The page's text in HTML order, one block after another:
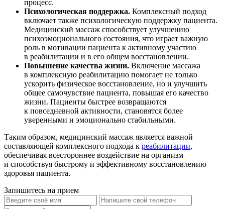
процесс.
Психологическая поддержка. Комплексный подход
включает также психологическую поддержку пациента.
Медицинский массаж способствует улучшению
психоэмоционального состояния, что играет важную
роль в мотивации пациента к активному участию
в реабилитации и в его общем восстановлении.
Повышение качества жизни. Включение массажа
в комплексную реабилитацию помогает не только
ускорить физическое восстановление, но и улучшить
общее самочувствие пациента, повышая его качество
жизни. Пациенты быстрее возвращаются
к повседневной активности, становятся более
уверенными и эмоционально стабильными.
Таким образом, медицинский массаж является важной
составляющей комплексного подхода к реабилитации,
обеспечивая всестороннее воздействие на организм
и способствуя быстрому и эффективному восстановлению
здоровья пациента.
Запишитесь на прием